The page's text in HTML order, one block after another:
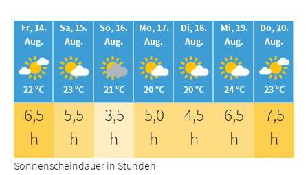
Fr, 14.
Aug.
22 °C
Sa, 15.
Aug.
23 °C
So, 16.
Aug.
21 °C
Mo, 17.
Aug.
20 °C
Di, 18.
Aug.
20 °C
Mi, 19.
Aug.
24 °C
Do, 20.
Aug.
23 °C
6,5
h
5,5
h
3,5
h
5,0
h
4,5
h
6,5
h
7,5
h
Sonnenscheindauer in Stunden